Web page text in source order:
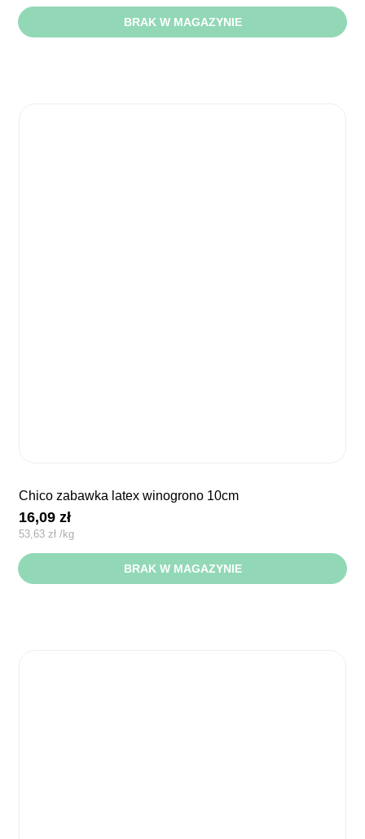
BRAK W MAGAZYNIE
chico zabawka latex winogrono 10cm
16,09zł
53,63 zł /kg
BRAK W MAGAZYNIE